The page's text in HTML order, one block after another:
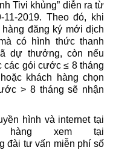
Tivi khủng” diễn ra từ
2019. Theo đó, khi
đăng ký mới dịch
có hình thức thanh
dự thưởng, còn nếu
các gói cước ≤ 8 tháng
khách hàng chọn
> 8 tháng sẽ nhận
hình và internet tại
xem tại
đài tư vấn miễn phí số